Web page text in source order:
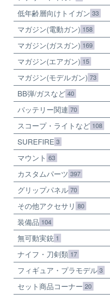
低年齢層向けトイガン 33
マガジン(電動ガン) 158
マガジン(ガスガン) 169
マガジン(エアガン) 15
マガジン(モデルガン) 73
BB弾/ガスなど 40
バッテリー関連 70
スコープ・ライトなど 108
SUREFIRE 3
マウント 63
カスタムパーツ 397
グリップパネル 70
その他アクセサリ 80
装備品 104
無可動実銃 1
ナイフ・刀剣類 17
フィギュア・プラモデル 3
セット商品コーナー 20